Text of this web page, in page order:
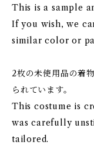
This is a sample
If you wish, we
similar color or
2枚の未使用品の着
られています。
This costume is
was carefully
tailored.